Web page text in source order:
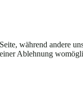
während andere
Ablehnung